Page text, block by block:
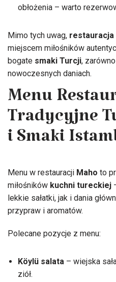
obłożenia – warto
Mimo tych uwag, restauracja
miejscem miłośników
bogate smaki Turcji,
nowoczesnych daniach.
Menu
Tradycyjne
i Smaki
Menu w restauracji Maho to
miłośników kuchni tureckiej
lekkie sałatki, jak i dania
przypraw i aromatów.
Polecane pozycje z menu:
Köylü salata – wiejska
ziół.